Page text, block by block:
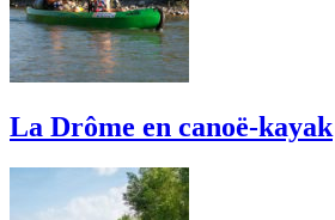
La Drôme en canoë-kayak